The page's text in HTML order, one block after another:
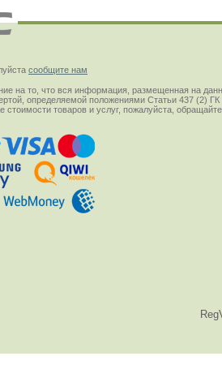
сообщите нам
на то, что вся информация, размещенная на
определяемой положениями Статьи 437 (2)
стоимости товаров и услуг, пожалуйста,